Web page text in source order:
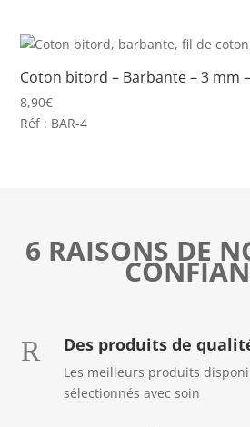
Coton bitord – Barbante – 3 mm
8,90€
Réf : BAR-4
6 RAISONS DE
R Des produits de
Les meilleurs produits
sélectionnés avec soin